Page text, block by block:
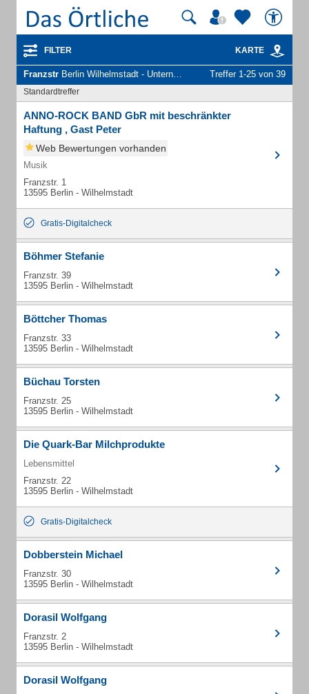
FILTER KARTE
Franzstr Berlin Wilhelmstadt - Unternehmen und Personen Treffer 1-25 von 39
Standardtreffer
ANNO-ROCK BAND GbR mit beschränkter
Haftung , Gast Peter
Web Bewertungen vorhanden
Musik
Franzstr. 1
13595 Berlin - Wilhelmstadt
Gratis-Digitalcheck
Böhmer Stefanie
Franzstr. 39
13595 Berlin - Wilhelmstadt
Böttcher Thomas
Franzstr. 33
13595 Berlin - Wilhelmstadt
Büchau Torsten
Franzstr. 25
13595 Berlin - Wilhelmstadt
Die Quark-Bar Milchprodukte
Lebensmittel
Franzstr. 22
13595 Berlin - Wilhelmstadt
Gratis-Digitalcheck
Dobberstein Michael
Franzstr. 30
13595 Berlin - Wilhelmstadt
Dorasil Wolfgang
Franzstr. 2
13595 Berlin - Wilhelmstadt
Dorasil Wolfgang